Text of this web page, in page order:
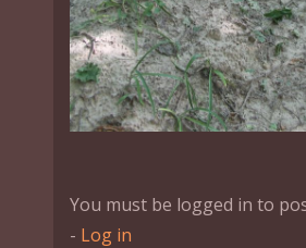
You must be logged in to
- Log in